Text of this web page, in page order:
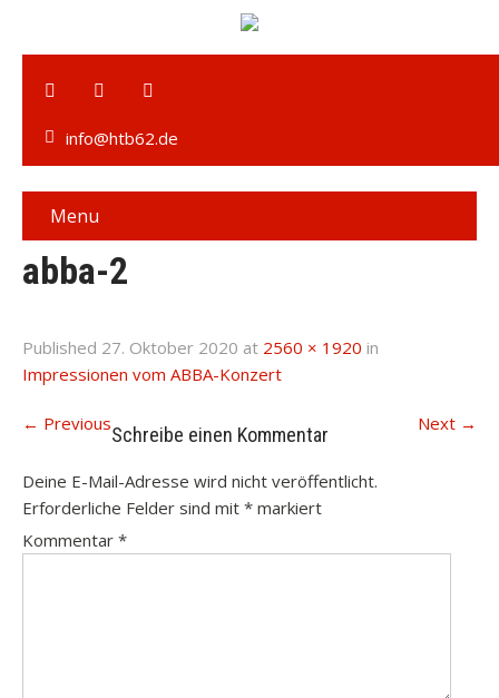
info@htb62.de
Menu
abba-2
Published 27. Oktober 2020 at 2560 × 1920 in
Impressionen vom ABBA-Konzert
← Previous Next →
Schreibe einen Kommentar
Deine E-Mail-Adresse wird nicht veröffentlicht.
Erforderliche Felder sind mit * markiert
Kommentar *